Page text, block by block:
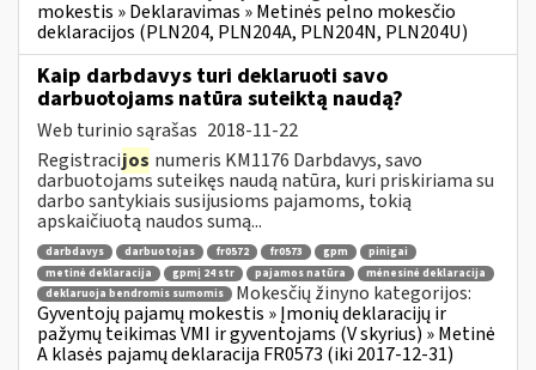
mokestis » Deklaravimas » Metinės pelno mokesčio
deklaracijos (PLN204, PLN204A, PLN204N, PLN204U)
Kaip darbdavys turi deklaruoti savo
darbuotojams natūra suteiktą naudą?
Web turinio sąrašas 2018-11-22
Registracijos numeris KM1176 Darbdavys, savo
darbuotojams suteikęs naudą natūra, kuri priskiriama su
darbo santykiais susijusioms pajamoms, tokią
apskaičiuotą naudos sumą...
darbdavys darbuotojas fr0572 fr0573 gpm
pinigai
metinė deklaracija
gpmį 24 str pajamos natūra
mėnesinė deklaracija
deklaruoja bendromis sumomis
Mokesčių žinyno kategorijos:
Gyventojų pajamų mokestis » Įmonių deklaracijų ir
pažymų teikimas VMI ir gyventojams (V skyrius) » Metinė
A klasės pajamų deklaracija FR0573 (iki 2017-12-31)